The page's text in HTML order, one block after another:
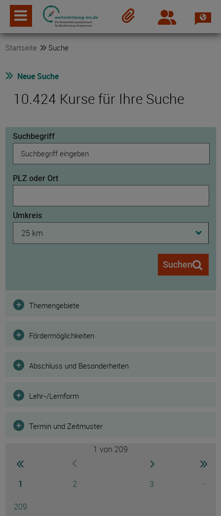
Login
Startseite Suche
Neue Suche
10.424 Kurse für Ihre Suche
Suchbegriff
PLZ oder Ort
Umkreis
25 km
Suchen
Filter
Themengebiete
Fördermöglichkeiten
Abschluss und Besonderheiten
Lehr-/Lernform
Termin und Zeitmuster
zur ersten Seite wechselnzur vorherigen Seite wechseln
Seite
1 Seite
2 Seite
3
...
Seite
209
Seite
1 von 209
zur nächsten Seite
zur